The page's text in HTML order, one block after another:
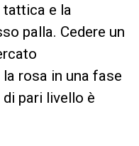
tattica e la
palla. Cedere un
rosa in una fase
pari livello è